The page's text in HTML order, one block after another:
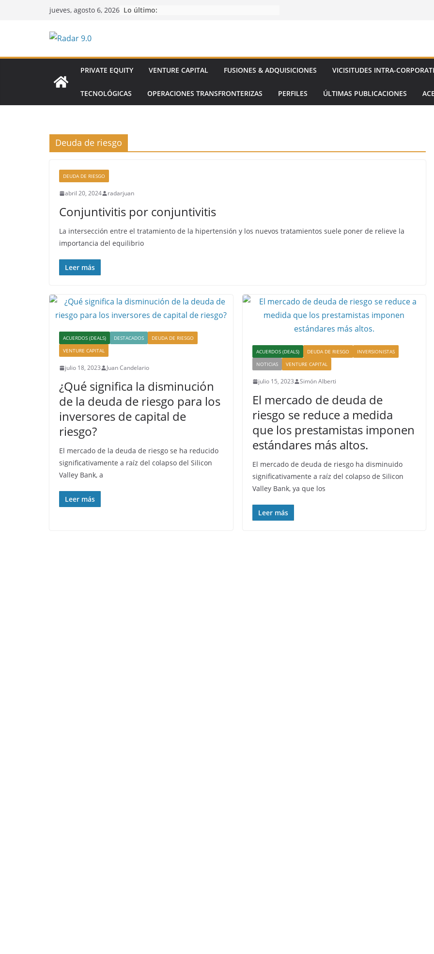
jueves, agosto 6, 2026 Lo último:
PRIVATE EQUITY VENTURE CAPITAL FUSIONES & ADQUISICIONES VICISITUDES INTRA-
TECNOLÓGICAS OPERACIONES TRANSFRONTERIZAS PERFILES ÚLTIMAS PUBLICACIONES
Deuda de riesgo
DEUDA DE RIESGO
abril 20, 2024 radarjuan
Conjuntivitis por conjuntivitis
La intersección entre el tratamiento de la hipertensión y los nuevos tratamientos suele poner de relieve la
importancia del equilibrio
Leer más
ACUERDOS (DEALS) DESTACADOS
DEUDA DE RIESGO
VENTURE CAPITAL
julio 18, 2023 Juan Candelario
¿Qué significa la disminución
de la deuda de riesgo para los
inversores de capital de
riesgo?
El mercado de la deuda de riesgo se ha reducido
significativamente a raíz del colapso del Silicon
Valley Bank, a
Leer más
ACUERDOS (DEALS) DEUDA DE RIESGO
INVERSIONISTAS
NOTICIAS
VENTURE CAPITAL
julio 15, 2023 Simón Alberti
El mercado de deuda de
riesgo se reduce a medida
que los prestamistas imponen
estándares más altos.
El mercado de deuda de riesgo ha disminuido
significativamente a raíz del colapso de Silicon
Valley Bank, ya que los
Leer más